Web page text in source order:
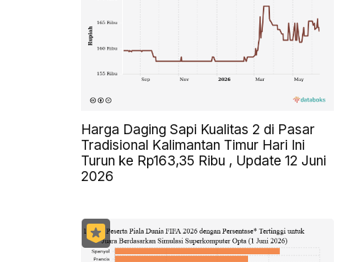
Harga Daging Sapi Kualitas 2 di Pasar
Tradisional Kalimantan Timur Hari Ini
Turun ke Rp163,35 Ribu , Update 12 Juni
2026